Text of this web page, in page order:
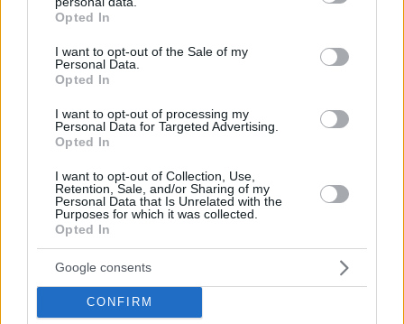
grant or deny consent to Google and its third-party tags to
use your data for below specified purposes in below Google
consent section.
Opted In
I want to opt-out of the Sale of my
Personal Data.
Opted In
I want to opt-out of processing my
Personal Data for Targeted Advertising.
Opted In
I want to opt-out of Collection, Use,
Retention, Sale, and/or Sharing of my
Personal Data that Is Unrelated with the
Purposes for which it was collected.
Opted In
Google consents
CONFIRM
Όταν ο Στέλιος Ράμφος μιλούσε στον
Δανίκα για την Ελλάδα, τη Μεγάλη
του μυαλού
10.08.2026, 16:05 3
Η 24χρονη αριστούχος της Ιατρικής
Αθηνών, που διάβασε τον Ιπποκρατικό
Όρκο, μιλά για τον «άριστο γιατρό»